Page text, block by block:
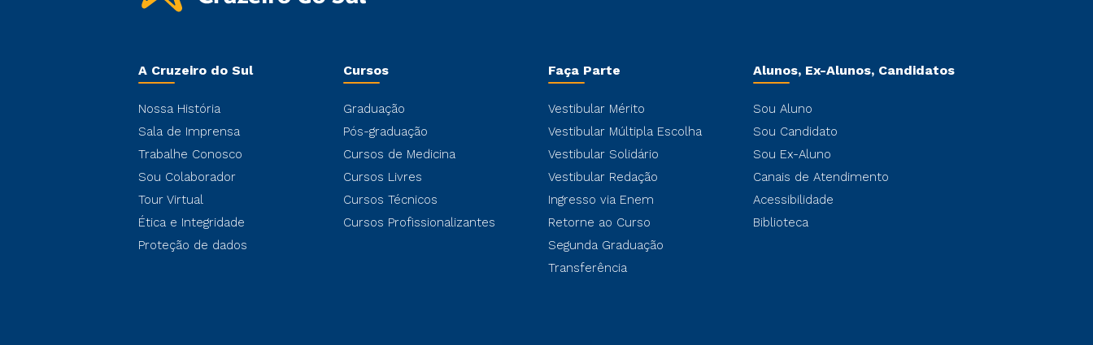
A Cruzeiro do Sul
Nossa História
Sala de Imprensa
Trabalhe Conosco
Sou Colaborador
Tour Virtual
Ética e Integridade
Proteção de dados
Cursos
Graduação
Pós-graduação
Cursos de Medicina
Cursos Livres
Cursos Técnicos
Cursos Profissionalizantes
Faça Parte
Vestibular Mérito
Vestibular Múltipla Escolha
Vestibular Solidário
Vestibular Redação
Ingresso via Enem
Retorne ao Curso
Segunda Graduação
Transferência
Alunos, Ex-Alunos, Candidatos
Sou Aluno
Sou Candidato
Sou Ex-Aluno
Canais de Atendimento
Acessibilidade
Biblioteca